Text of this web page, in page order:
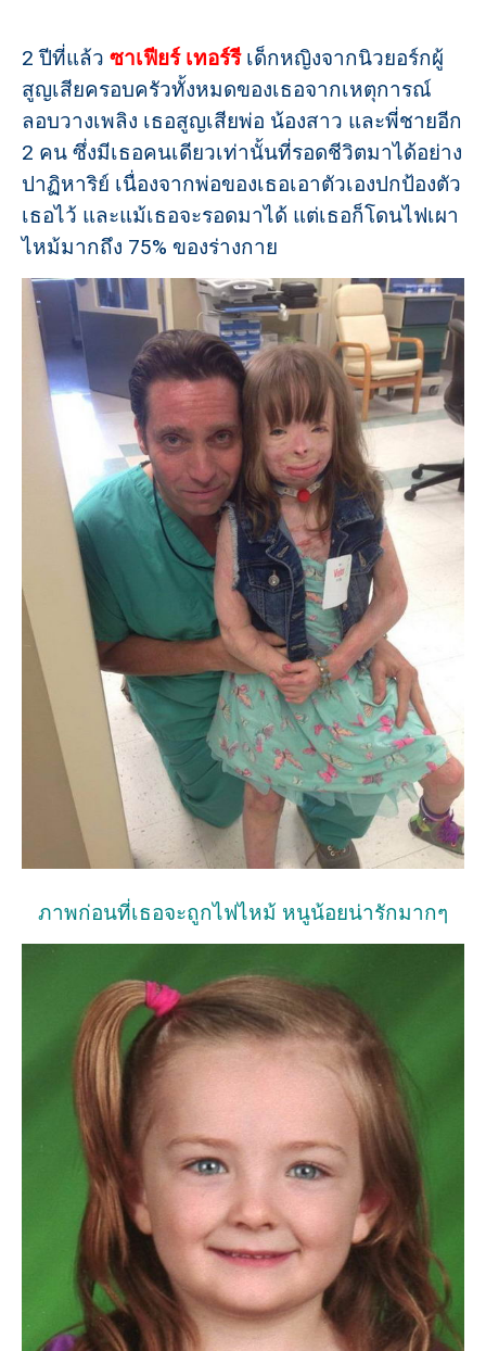
2 ปีที่แล้ว ซาเฟียร์ เทอร์รีเด็กหญิงจากนิวยอร์กผู้
สูญเสียครอบครัวทั้งหมดของเธอจากเหตุการณ์
ลอบวางเพลิง เธอสูญเสียพ่อ น้องสาว และพี่ชายอีก
2 คน ซึ่งมีเธอคนเดียวเท่านั้นที่รอดชีวิตมาได้อย่าง
ปาฏิหาริย์ เนื่องจากพ่อของเธอเอาตัวเองปกป้องตัว
เธอไว้ และแม้เธอจะรอดมาได้ แต่เธอก็โดนไฟเผา
ไหม้มากถึง 75% ของร่างกาย
ภาพก่อนที่เธอจะถูกไฟไหม้ หนูน้อยน่ารักมากๆ